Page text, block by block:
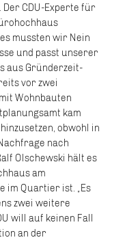
CDU-Experte für
mussten wir Nein
und passt unserer
aus Gründerzeit-
vor zwei
Wohnbauten
kam
obwohl in
nach
Olschewski hält es
am
im Quartier ist. „Es
zwei weitere
will auf keinen Fall
an der